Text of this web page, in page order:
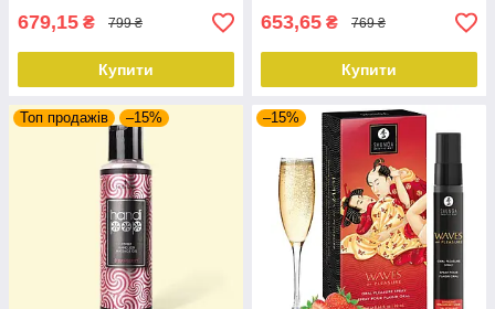
679,15 ₴ 799 ₴
Купити
653,65 ₴ 769 ₴
Купити
Топ продажів –15% –15%